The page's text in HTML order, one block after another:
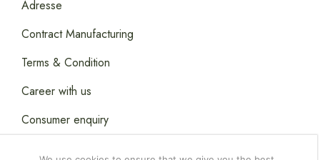
Adresse
Contract Manufacturing
Terms & Condition
Career with us
Consumer enquiry